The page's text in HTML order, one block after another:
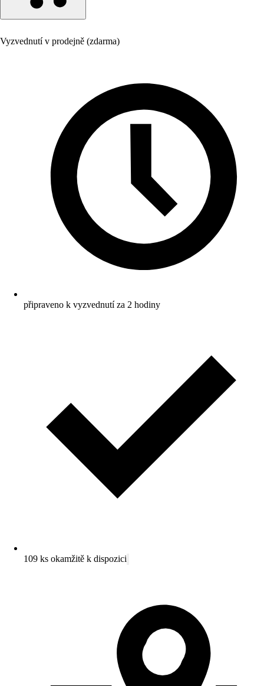
Vyzvednutí v prodejně (zdarma)
připraveno k vyzvednutí za 2 hodiny
109 ks okamžitě k dispozici